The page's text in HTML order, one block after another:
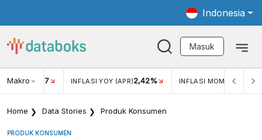
Indonesia
Masuk
Makro
USD/IDR 17 INFLASI YOY (APR)2,42% INFLASI MOM (APR)
Home Data Stories Produk Konsumen
PRODUK KONSUMEN